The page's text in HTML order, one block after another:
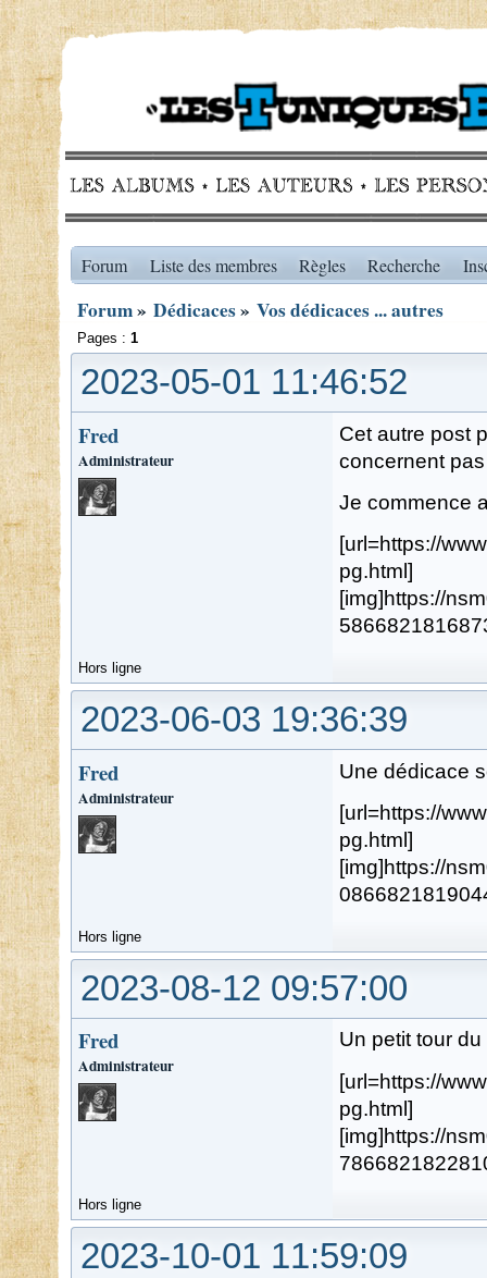
Forum Liste des membres Règles Recherche
Forum» Dédicaces» Vos dédicaces ... autres
Pages : 1
2023-05-01 11:46:52
Fred
Administrateur
Cet autre post
concernent
Je commence
[url=https://
pg.html]
[img]https://
Hors ligne
2023-06-03 19:36:39
Fred
Administrateur
Une dédicace
[url=https://
pg.html]
[img]https://
Hors ligne
2023-08-12 09:57:00
Fred
Administrateur
Un petit tour
[url=https://
pg.html]
[img]https://
Hors ligne
2023-10-01 11:59:09